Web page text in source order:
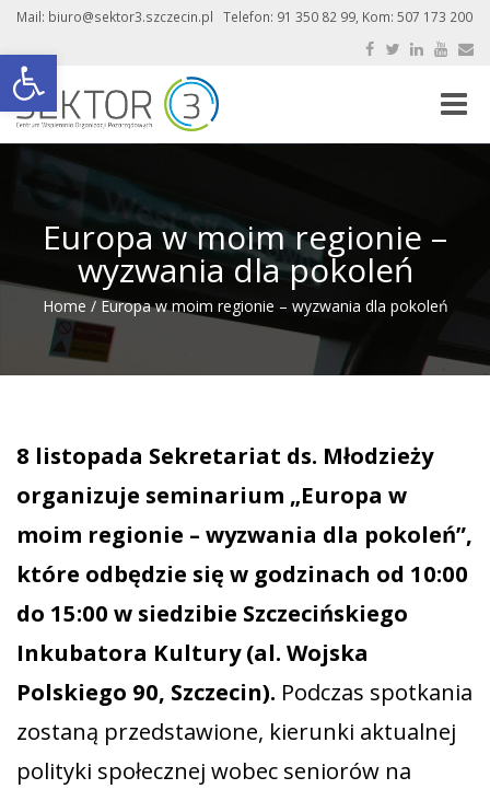
Otwórz pasek narzędzi
Mail: biuro@sektor3.szczecin.pl Telefon: 91 350 82 99, Kom: 507 173 200
Toggle
Europa w moim regionie –
wyzwania dla pokoleń
Home / Europa w moim regionie – wyzwania dla pokoleń
8 listopada Sekretariat ds. Młodzieży
organizuje seminarium „Europa w
moim regionie – wyzwania dla pokoleń”,
które odbędzie się w godzinach od 10:00
do 15:00 w siedzibie Szczecińskiego
Inkubatora Kultury (al. Wojska
Polskiego 90, Szczecin). Podczas spotkania
zostaną przedstawione, kierunki aktualnej
polityki społecznej wobec seniorów na